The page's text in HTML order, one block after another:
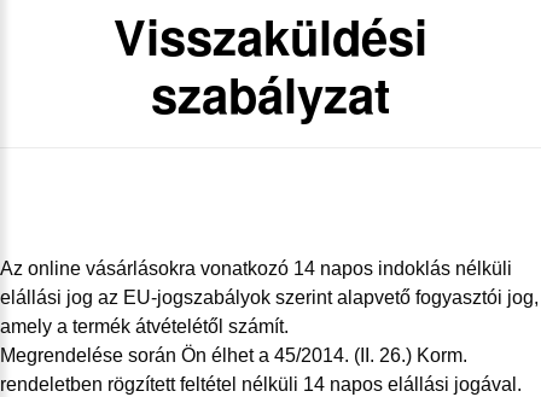
Visszaküldési
szabályzat
Az online vásárlásokra vonatkozó 14 napos indoklás nélküli
elállási jog az EU-jogszabályok szerint alapvető fogyasztói jog,
amely a termék átvételétől számít.
Megrendelése során Ön élhet a 45/2014. (II. 26.) Korm.
rendeletben rögzített feltétel nélküli 14 napos elállási jogával.